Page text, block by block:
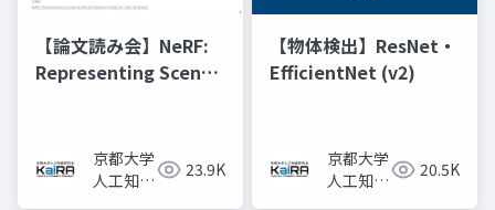
【論文読み会】NeRF:
Representing Scenes
Synthesis京都大学
人工知能
23.9K
【物体検出】ResNet・
EfficientNet (v2)
京都大学
人工知能
20.5K